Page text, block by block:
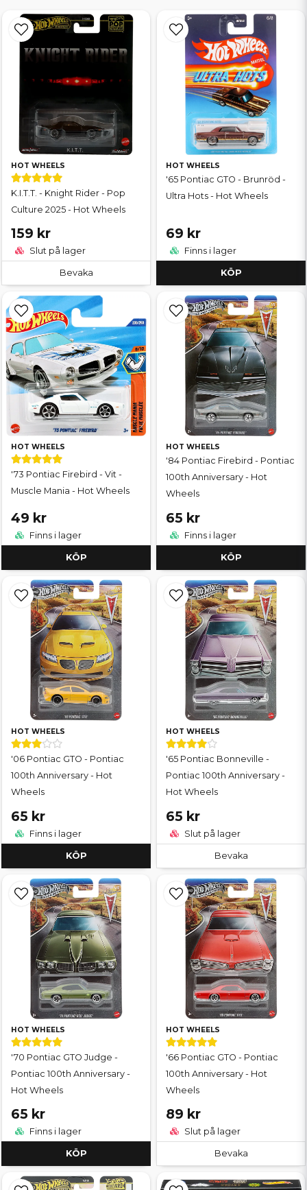
HOT WHEELS
K.I.T.T. - Knight Rider - Pop
Culture 2025 - Hot Wheels
159 kr
Slut på lager
Bevaka
HOT WHEELS
'65 Pontiac GTO - Brunröd -
Ultra Hots - Hot Wheels
69 kr
Finns i lager
KÖP
HOT WHEELS
'73 Pontiac Firebird - Vit -
Muscle Mania - Hot Wheels
49 kr
Finns i lager
KÖP
HOT WHEELS
'84 Pontiac Firebird - Pontiac
100th Anniversary - Hot
Wheels
65 kr
Finns i lager
KÖP
HOT WHEELS
'06 Pontiac GTO - Pontiac
100th Anniversary - Hot
Wheels
65 kr
Finns i lager
KÖP
HOT WHEELS
'65 Pontiac Bonneville -
Pontiac 100th Anniversary -
Hot Wheels
65 kr
Slut på lager
Bevaka
HOT WHEELS
'70 Pontiac GTO Judge -
Pontiac 100th Anniversary -
Hot Wheels
65 kr
Finns i lager
KÖP
HOT WHEELS
'66 Pontiac GTO - Pontiac
100th Anniversary - Hot
Wheels
89 kr
Slut på lager
Bevaka